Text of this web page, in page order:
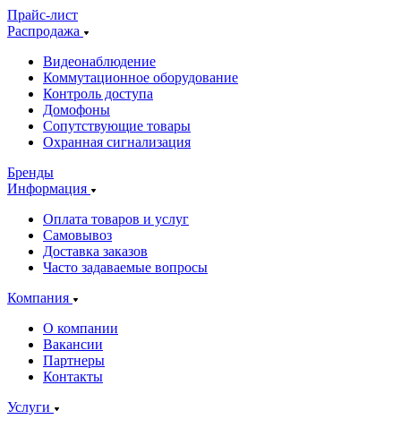
Прайс-лист
Распродажа
Видеонаблюдение
Коммутационное оборудование
Контроль доступа
Домофоны
Сопутствующие товары
Охранная сигнализация
Бренды
Информация
Оплата товаров и услуг
Самовывоз
Доставка заказов
Часто задаваемые вопросы
Компания
О компании
Вакансии
Партнеры
Контакты
Услуги